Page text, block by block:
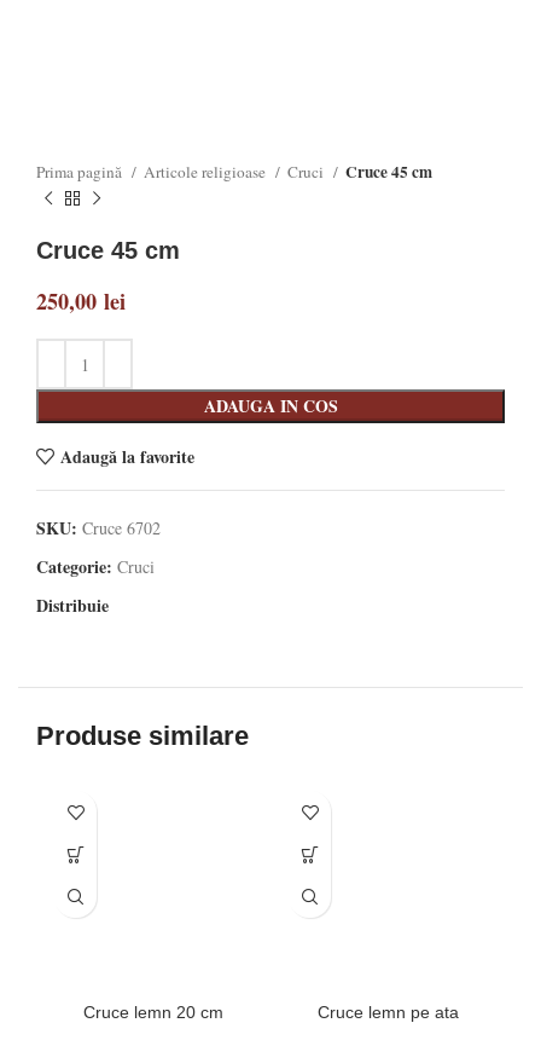
Prima pagină Articole religioase Cruci Cruce 45 cm
Cruce 45 cm
250,00 lei
ADAUGA IN COS
Adaugă la favorite
SKU: Cruce 6702
Categorie: Cruci
Distribuie
Produse similare
Cruce lemn 20 cm Cruce lemn pe ata